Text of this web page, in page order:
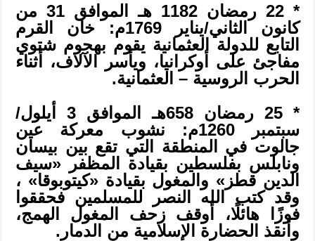
* 22 رمضان 1182 هـ الموافق 31 من
كانون الثاني/يناير 1769م: خان القرم
التابع للدولة العثمانية يقوم بهجوم شتوي
مفاجئ على أوكرانيا، ويأسر الآلاف، أثناء
الحرب الروسية – العثمانية.
* 25 رمضان 658هـ الموافق 3 أيلول/
سبتمبر 1260م: نشوب معركة عين
جالوت في المنطقة التي تقع بين بيسان
ونابلس بفلسطين بقيادة المظفر «سيف
الدين قطز» والمغول بقيادة «كيتوبوقا» ،
وقد كتب الله النصر للمسلمين فحققوا
فوزًا هائلًا، أوقف زحف المغول الهمج،
وأنقذ الحضارة الإسلامية من الدمار.